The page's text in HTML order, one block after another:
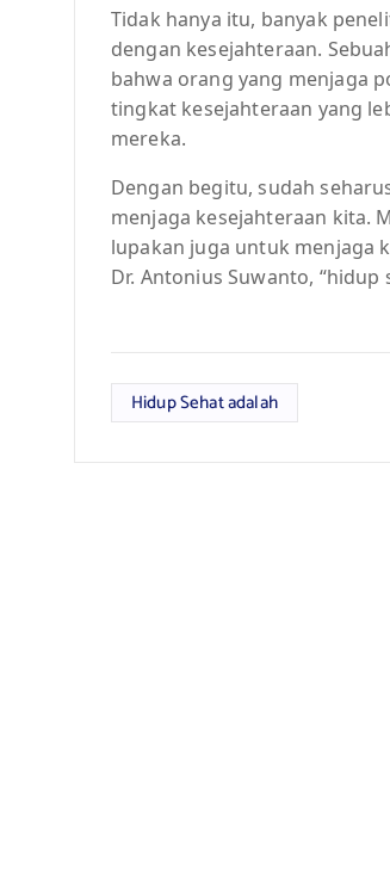
Tidak hanya itu, banyak
dengan kesejahteraan.
bahwa orang yang menjaga
tingkat kesejahteraan yang
mereka.
Dengan begitu, sudah
menjaga kesejahteraan kita.
lupakan juga untuk menjaga
Dr. Antonius Suwanto,
Hidup Sehat adalah